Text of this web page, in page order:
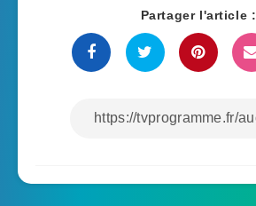
Partager l'article :